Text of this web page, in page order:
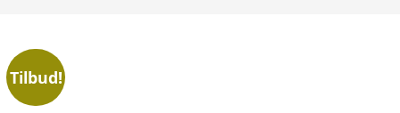
Tilbud!